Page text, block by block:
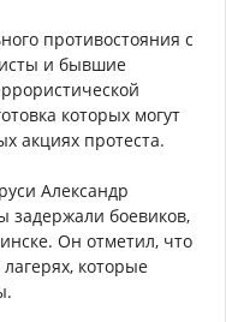
противостояния с
и бывшие
которых могут
акциях протеста.
Александр
задержали боевиков,
Он отметил, что
которые